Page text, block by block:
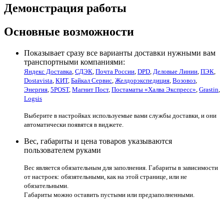
Демонстрация работы
Основные возможности
Показывает сразу все варианты доставки нужными вам
транспортными компаниями:
Яндекс Доставка СДЭК Почта России DPD Деловые Линии ПЭК
Dostavista КИТ, Байкал Сервис Желдорэкспедиция Возовоз
Энергия 5POST, Магнит Пост, Постаматы «Халва Экспресс» Grastin
Logsis
Выберите в настройках используемые вами службы доставки, и они
автоматически появятся в виджете.
Вес, габариты и цена товаров указываются
пользователем руками
Вес является обязательным для заполнения. Габариты в зависимости
от настроек: обязятельными, как на этой странице, или не
обязательными.
Габариты можно оставить пустыми или предзаполненными.